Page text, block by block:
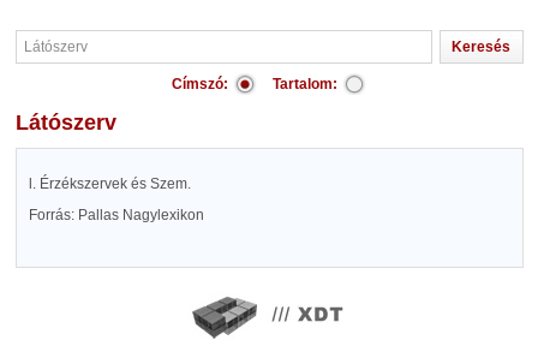
Címszó: Tartalom:
Látószerv
l. Érzékszervek és Szem.
Forrás: Pallas Nagylexikon